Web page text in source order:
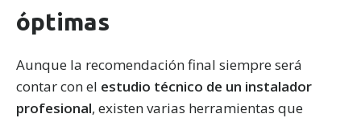
óptimas
Aunque la recomendación final siempre será
contar con el estudio técnico de un instalador
profesional, existen varias herramientas que